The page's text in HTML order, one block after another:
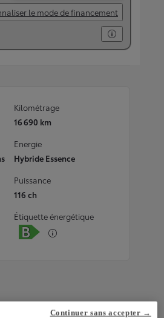
le mode de financement
Kilométrage
16 690 km
Energie
Hybride Essence
Puissance
116 ch
Étiquette énergétique
Continuer sans accepter →